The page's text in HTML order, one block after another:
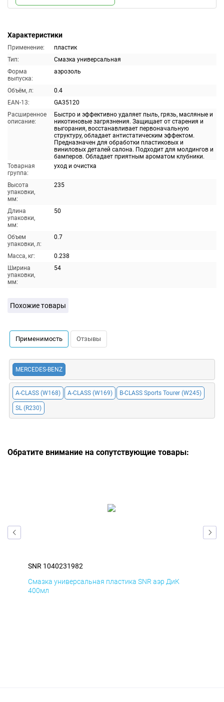
Характеристики
Применение:
пластик
Тип:
Смазка универсальная
Форма
выпуска:
аэрозоль
Объём, л:
0.4
EAN-13:
GA35120
Расширенное
описание:
Быстро и эффективно удаляет пыль, грязь, масляные и
никотиновые загрязнения. Защищает от старения и
выгорания, восстанавливает первоначальную
структуру, обладает антистатическим эффектом.
Предназначен для обработки пластиковых и
виниловых деталей салона. Подходит для молдингов и
бамперов. Обладает приятным ароматом клубники.
Товарная
группа:
уход и очистка
Высота
упаковки,
мм:
235
Длина
упаковки,
мм:
50
Объем
упаковки, л:
0.7
Масса, кг:
0.238
Ширина
упаковки,
мм:
54
Похожие товары
Применимость Отзывы
MERCEDES-BENZ
A-CLASS (W168) A-CLASS (W169) B-CLASS Sports Tourer (W245)
SL (R230)
Обратите внимание на сопутствующие товары:
SNR 1040231982
Смазка универсальная пластика SNR аэр ДиК
400мл